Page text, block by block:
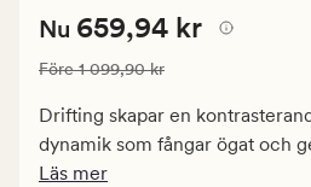
Nuvarande
659,94
kr.
Ordinarie
pris
Nuvarande pris
Nu 659,94 kr
Ordinarie pris 1 099,90 kr
Före1 099,90 kr
Drifting skapar en
dynamik som fångar ögat och
Läs mer